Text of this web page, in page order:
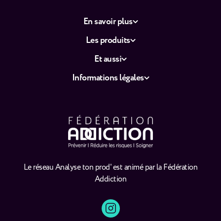
Le réseau Analyse ton prod' est animé par la Fédération
Addiction
En savoir plus
Les produits
Et aussi
Informations légales